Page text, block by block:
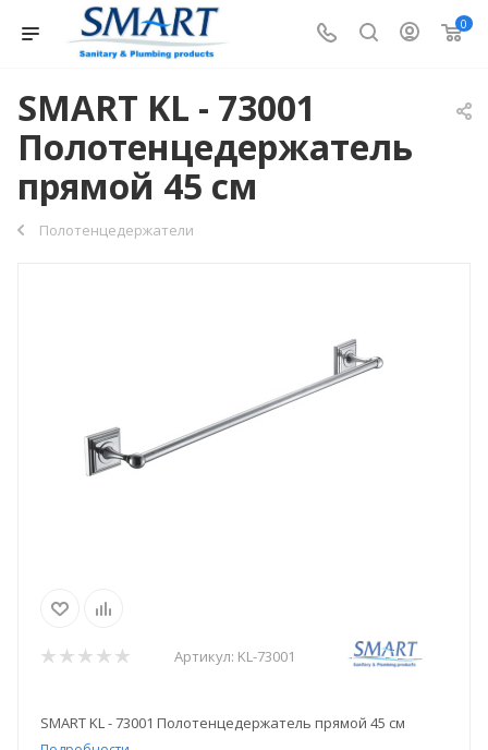
0
SMART KL - 73001
Полотенцедержатель
прямой 45 см
Полотенцедержатели
Артикул: KL-73001
SMART KL - 73001 Полотенцедержатель прямой 45 см